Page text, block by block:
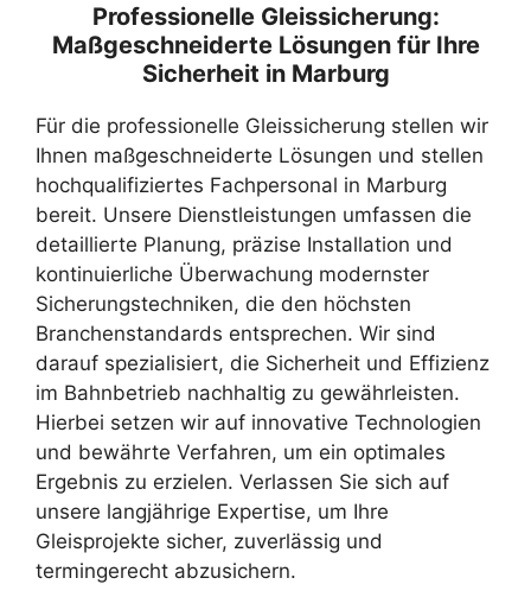
Professionelle Gleissicherung:
Maßgeschneiderte Lösungen für Ihre
Sicherheit in Marburg
Für die professionelle Gleissicherung stellen wir
Ihnen maßgeschneiderte Lösungen und stellen
hochqualifiziertes Fachpersonal in Marburg
bereit. Unsere Dienstleistungen umfassen die
detaillierte Planung, präzise Installation und
kontinuierliche Überwachung modernster
Sicherungstechniken, die den höchsten
Branchenstandards entsprechen. Wir sind
darauf spezialisiert, die Sicherheit und Effizienz
im Bahnbetrieb nachhaltig zu gewährleisten.
Hierbei setzen wir auf innovative Technologien
und bewährte Verfahren, um ein optimales
Ergebnis zu erzielen. Verlassen Sie sich auf
unsere langjährige Expertise, um Ihre
Gleisprojekte sicher, zuverlässig und
termingerecht abzusichern.